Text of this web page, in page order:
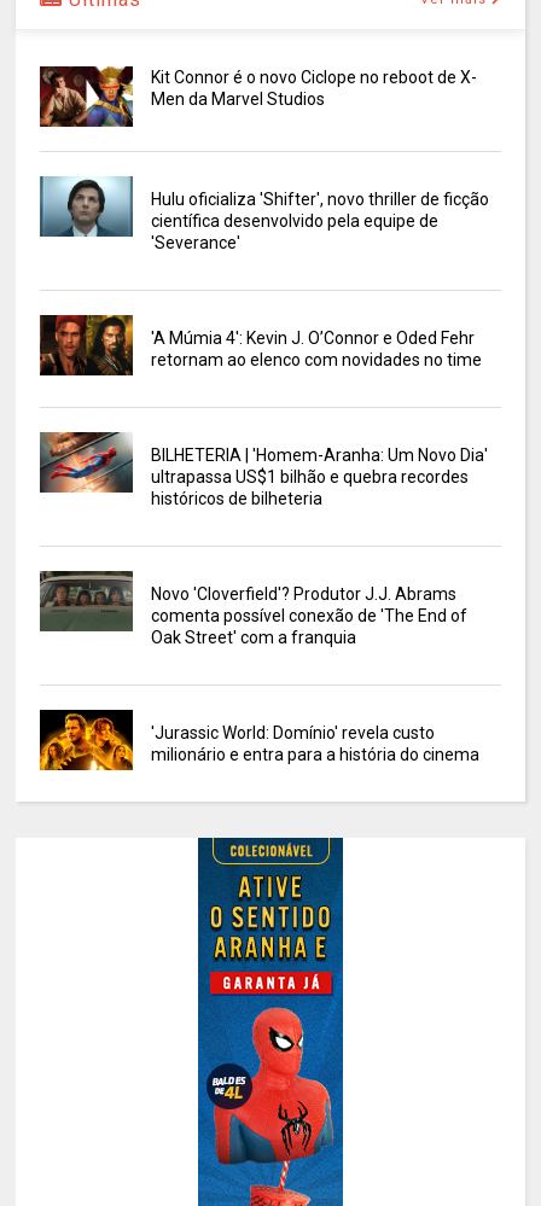
Kit Connor é o novo Ciclope no reboot de X-
Men da Marvel Studios
Hulu oficializa 'Shifter', novo thriller de ficção
científica desenvolvido pela equipe de
'Severance'
'A Múmia 4': Kevin J. O’Connor e Oded Fehr
retornam ao elenco com novidades no time
BILHETERIA | 'Homem-Aranha: Um Novo Dia'
ultrapassa US$1 bilhão e quebra recordes
históricos de bilheteria
Novo 'Cloverfield'? Produtor J.J. Abrams
comenta possível conexão de 'The End of
Oak Street' com a franquia
'Jurassic World: Domínio' revela custo
milionário e entra para a história do cinema